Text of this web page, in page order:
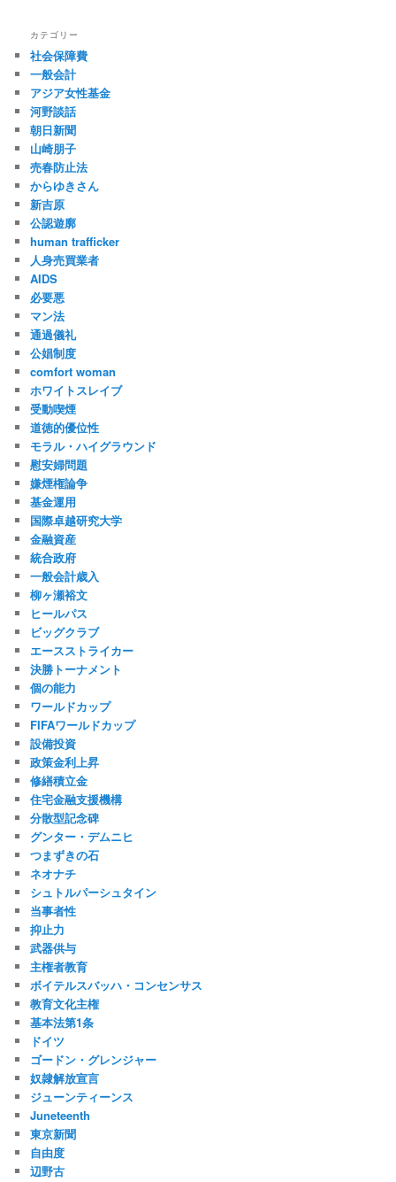
カテゴリー
社会保障費
一般会計
アジア女性基金
河野談話
朝日新聞
山崎朋子
売春防止法
からゆきさん
新吉原
公認遊廓
human trafficker
人身売買業者
AIDS
必要悪
マン法
通過儀礼
公娼制度
comfort woman
ホワイトスレイブ
受動喫煙
道徳的優位性
モラル・ハイグラウンド
慰安婦問題
嫌煙権論争
基金運用
国際卓越研究大学
金融資産
統合政府
一般会計歳入
柳ヶ瀬裕文
ヒールパス
ビッグクラブ
エースストライカー
決勝トーナメント
個の能力
ワールドカップ
FIFAワールドカップ
設備投資
政策金利上昇
修繕積立金
住宅金融支援機構
分散型記念碑
グンター・デムニヒ
つまずきの石
ネオナチ
シュトルパーシュタイン
当事者性
抑止力
武器供与
主権者教育
ボイテルスバッハ・コンセンサス
教育文化主権
基本法第1条
ドイツ
ゴードン・グレンジャー
奴隷解放宣言
ジューンティーンス
Juneteenth
東京新聞
自由度
辺野古